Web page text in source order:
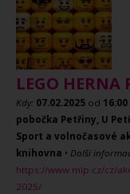
LEGO HERNA
Kdy: 07.02.2025 od 16:00
pobočka Petřiny, U
Sport a volnočasové
knihovna • Další
https://www.mlp.cz/cz/
2025/